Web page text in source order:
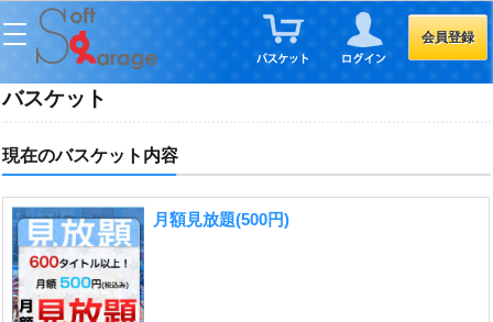
会員登録
バスケット
現在のバスケット内容
月額見放題(500円)